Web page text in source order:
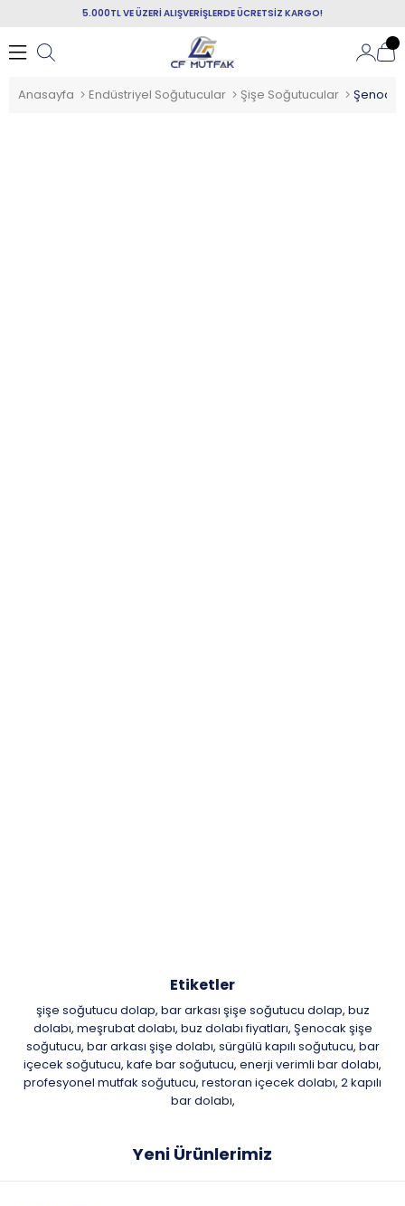
5.000TL VE ÜZERİ ALIŞVERİŞLERDE ÜCRETSİZ KARGO!
Anasayfa Endüstriyel Soğutucular Şişe Soğutucular
Etiketler
şişe soğutucu dolap, bar arkası şişe soğutucu dolap, buz
dolabı, meşrubat dolabı, buz dolabı fiyatları, Şenocak şişe
soğutucu, bar arkası şişe dolabı, sürgülü kapılı soğutucu, bar
içecek soğutucu, kafe bar soğutucu, enerji verimli bar dolabı,
profesyonel mutfak soğutucu, restoran içecek dolabı, 2 kapılı
bar dolabı,
Yeni Ürünlerimiz